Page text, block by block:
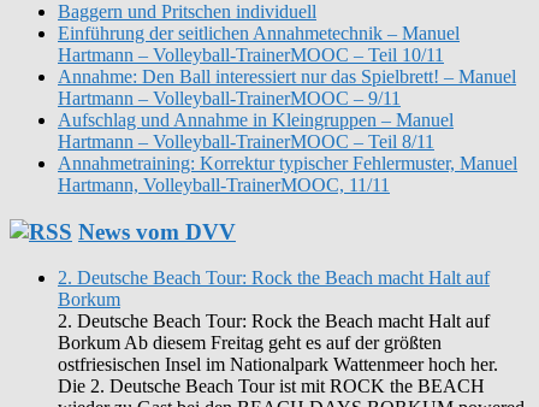
Baggern und Pritschen individuell
Einführung der seitlichen Annahmetechnik – Manuel
Hartmann – Volleyball-TrainerMOOC – Teil 10/11
Annahme: Den Ball interessiert nur das Spielbrett! – Manuel
Hartmann – Volleyball-TrainerMOOC – 9/11
Aufschlag und Annahme in Kleingruppen – Manuel
Hartmann – Volleyball-TrainerMOOC – Teil 8/11
Annahmetraining: Korrektur typischer Fehlermuster, Manuel
Hartmann, Volleyball-TrainerMOOC, 11/11
News vom DVV
2. Deutsche Beach Tour: Rock the Beach macht Halt auf
Borkum
2. Deutsche Beach Tour: Rock the Beach macht Halt auf
Borkum Ab diesem Freitag geht es auf der größten
ostfriesischen Insel im Nationalpark Wattenmeer hoch her.
Die 2. Deutsche Beach Tour ist mit ROCK the BEACH